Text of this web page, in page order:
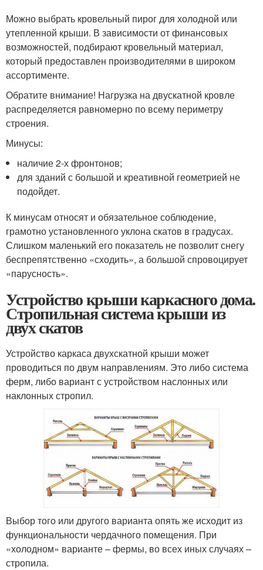
Можно выбрать кровельный пирог для холодной или
утепленной крыши. В зависимости от финансовых
возможностей, подбирают кровельный материал,
который предоставлен производителями в широком
ассортименте.
Обратите внимание! Нагрузка на двускатной кровле
распределяется равномерно по всему периметру
строения.
Минусы:
наличие 2-х фронтонов;
для зданий с большой и креативной геометрией не
подойдет.
К минусам относят и обязательное соблюдение,
грамотно установленного уклона скатов в градусах.
Слишком маленький его показатель не позволит снегу
беспрепятственно «сходить», а большой спровоцирует
«парусность».
Устройство крыши каркасного дома.
Стропильная система крыши из
двух скатов
Устройство каркаса двухскатной крыши может
проводиться по двум направлениям. Это либо система
ферм, либо вариант с устройством наслонных или
наклонных стропил.
Выбор того или другого варианта опять же исходит из
функциональности чердачного помещения. При
«холодном» варианте – фермы, во всех иных случаях –
стропила.